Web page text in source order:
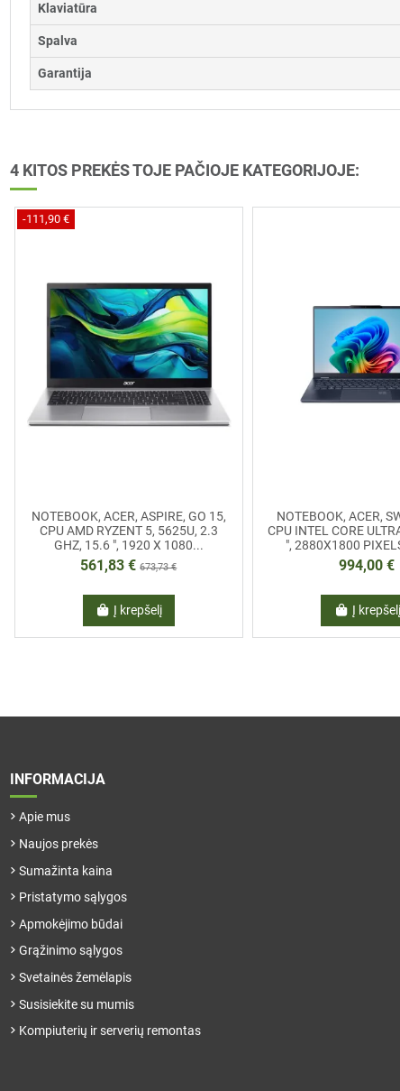
Klaviatūra
Spalva
Garantija
4 KITOS PREKĖS TOJE PAČIOJE KATEGORIJOJE:
-111,90 €
NOTEBOOK, ACER, ASPIRE, GO 15,
CPU AMD RYZENT 5, 5625U, 2.3
GHZ, 15.6 ", 1920 X 1080...
561,83 €673,73 €
Į krepšelį
NOTEBOOK, ACER,
CPU INTEL CORE
", 2880X1800
994,00 €
Į krepšelį
INFORMACIJA
Apie mus
Naujos prekės
Sumažinta kaina
Pristatymo sąlygos
Apmokėjimo būdai
Grąžinimo sąlygos
Svetainės žemėlapis
Susisiekite su mumis
Kompiuterių ir serverių remontas